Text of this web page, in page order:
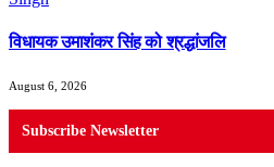
विधायक उमाशंकर सिंह को श्रद्धांजलि
August 6, 2026
Subscribe Newsletter